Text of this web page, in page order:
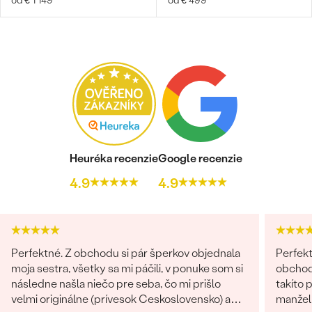
Heuréka recenzie
4.9
Google recenzie
4.9
Perfektné. Z obchodu si pár šperkov objednala
moja sestra, všetky sa mi páčili, v ponuke som si
následne našla niečo pre seba, čo mi prišlo
velmi originálne (prívesok Ceskoslovensko) a
takíto